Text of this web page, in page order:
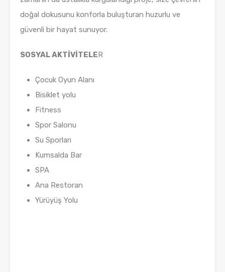
doğal dokusunu konforla buluşturan huzurlu ve
güvenli bir hayat sunuyor.
SOSYAL AKTİVİTELER
Çocuk Oyun Alanı
Bisiklet yolu
Fitness
Spor Salonu
Su Sporları
Kumsalda Bar
SPA
Ana Restoran
Yürüyüş Yolu